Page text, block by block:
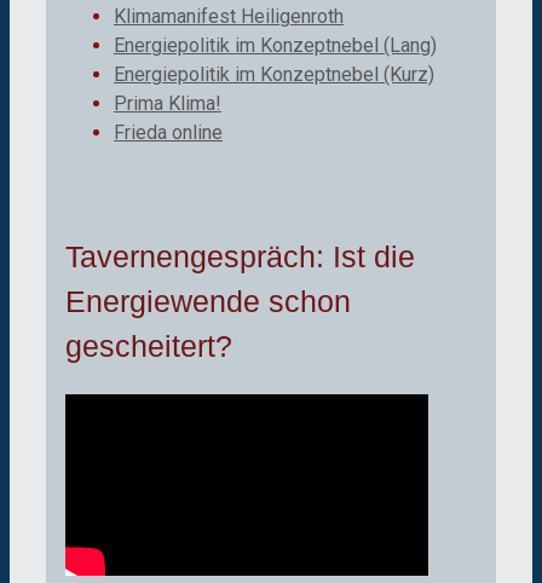
Klimamanifest Heiligenroth
Energiepolitik im Konzeptnebel (Lang)
Energiepolitik im Konzeptnebel (Kurz)
Prima Klima!
Frieda online
Tavernengespräch: Ist die
Energiewende schon
gescheitert?